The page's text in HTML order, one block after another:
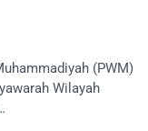
(PWM)
Wilayah